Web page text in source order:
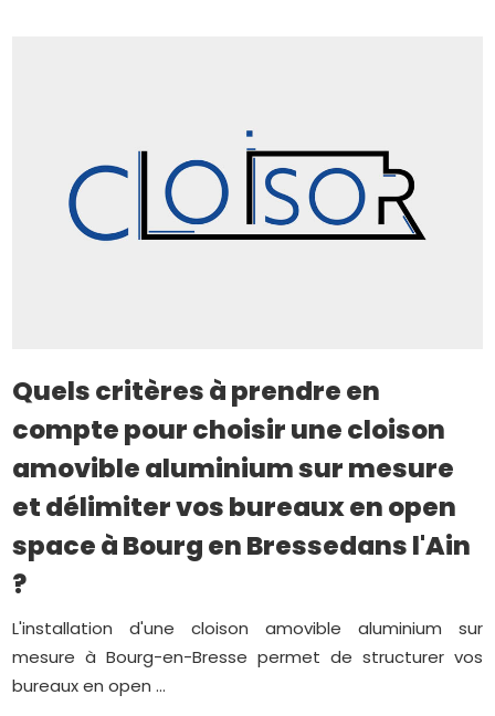
Quels critères à prendre en
compte pour choisir une cloison
amovible aluminium sur mesure
et délimiter vos bureaux en open
space à Bourg en Bressedans l'Ain
?
L'installation d'une cloison amovible aluminium sur
mesure à Bourg-en-Bresse permet de structurer vos
bureaux en open ...